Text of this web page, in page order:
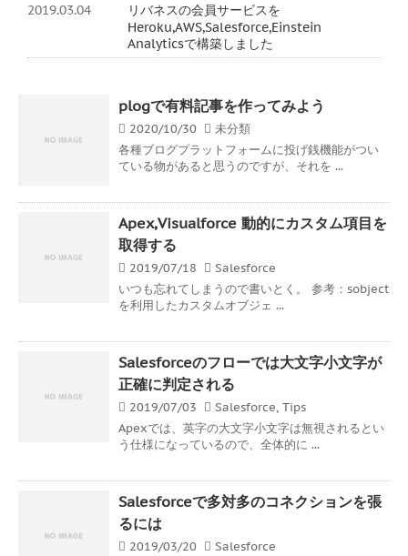
2019.03.04
リバネスの会員サービスを
Heroku,AWS,Salesforce,Einstein
Analyticsで構築しました
plogで有料記事を作ってみよう
2020/10/30
未分類
各種ブログプラットフォームに投げ銭機能がつい
ている物があると思うのですが、それを ...
Apex,Visualforce 動的にカスタム項目を
取得する
2019/07/18
Salesforce
いつも忘れてしまうので書いとく。 参考：sobject
を利用したカスタムオブジェ ...
Salesforceのフローでは大文字小文字が
正確に判定される
2019/07/03 Salesforce, Tips
Apexでは、英字の大文字小文字は無視されるとい
う仕様になっているので、全体的に ...
Salesforceで多対多のコネクションを張
るには
2019/03/20
Salesforce